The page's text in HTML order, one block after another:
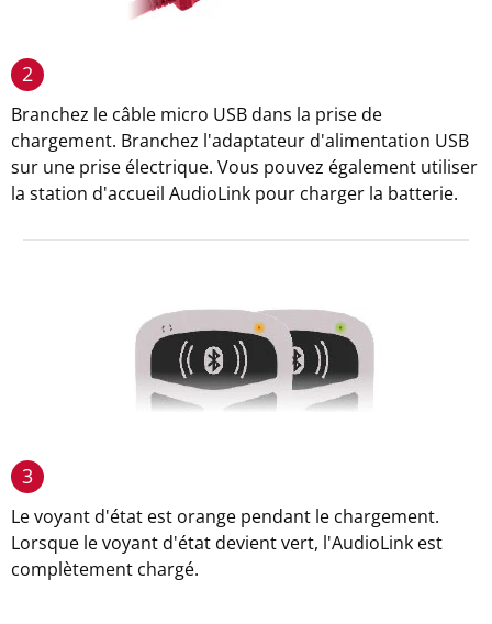
2
Branchez le câble micro USB dans la prise de
chargement. Branchez l'adaptateur d'alimentation USB
sur une prise électrique. Vous pouvez également utiliser
la station d'accueil AudioLink pour charger la batterie.
3
Le voyant d'état est orange pendant le chargement.
Lorsque le voyant d'état devient vert, l'AudioLink est
complètement chargé.